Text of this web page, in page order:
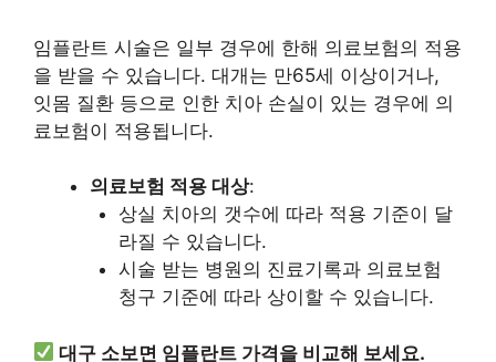
임플란트 시술은 일부 경우에 한해 의료보험의 적용
을 받을 수 있습니다. 대개는 만65세 이상이거나,
잇몸 질환 등으로 인한 치아 손실이 있는 경우에 의
료보험이 적용됩니다.
의료보험 적용 대상:
상실 치아의 갯수에 따라 적용 기준이 달
라질 수 있습니다.
시술 받는 병원의 진료기록과 의료보험
청구 기준에 따라 상이할 수 있습니다.
대구 소보면 임플란트 가격을 비교해 보세요.